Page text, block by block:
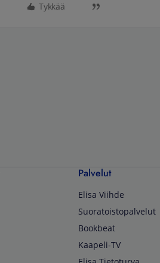
Tykkää
Palvelut
Elisa Viihde
Suoratoistopalvelut
Bookbeat
Kaapeli-TV